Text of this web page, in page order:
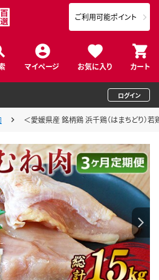
マイページ お気に入り カート
ご利用可能ポイント
ログイン
＜愛媛県産 銘柄鶏 浜千鶏（はまちどり）